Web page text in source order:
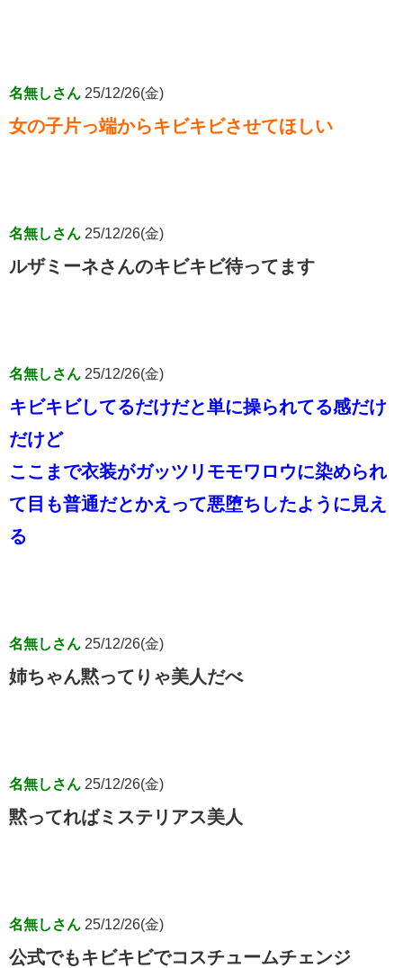
名無しさん 25/12/26(金)
女の子片っ端からキビキビさせてほしい
名無しさん 25/12/26(金)
ルザミーネさんのキビキビ待ってます
名無しさん 25/12/26(金)
キビキビしてるだけだと単に操られてる感だけ
だけど
ここまで衣装がガッツリモモワロウに染められ
て目も普通だとかえって悪堕ちしたように見え
る
名無しさん 25/12/26(金)
姉ちゃん黙ってりゃ美人だべ
名無しさん 25/12/26(金)
黙ってればミステリアス美人
名無しさん 25/12/26(金)
公式でもキビキビでコスチュームチェンジ